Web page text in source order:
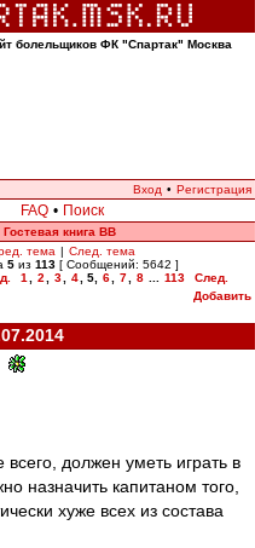
болельщиков ФК "Спартак" Москва
Вход • Регистрация
FAQ • Поиск
Гостевая книга ВВ
тема | След. тема
5из 113[ Сообщений: 5642 ]
1 2 3 4 5 6 7 8 113
След.
Добавить
должен уметь играть в
назначить капитаном того,
хуже всех из состава